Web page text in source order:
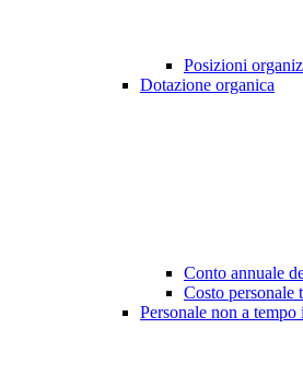
Posizioni
Dotazione organica
Conto annuale
Costo personale
Personale non a